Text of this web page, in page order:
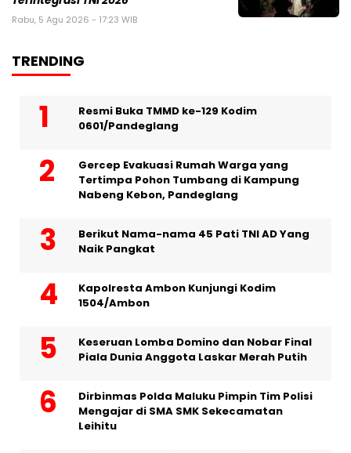
Rabu, 5 Agu 2026 - 17:23 WIB
TRENDING
Resmi Buka TMMD ke-129 Kodim
0601/Pandeglang
Gercep Evakuasi Rumah Warga yang
Tertimpa Pohon Tumbang di Kampung
Nabeng Kebon, Pandeglang
Berikut Nama-nama 45 Pati TNI AD Yang
Naik Pangkat
Kapolresta Ambon Kunjungi Kodim
1504/Ambon
Keseruan Lomba Domino dan Nobar Final
Piala Dunia Anggota Laskar Merah Putih
Dirbinmas Polda Maluku Pimpin Tim Polisi
Mengajar di SMA SMK Sekecamatan
Leihitu